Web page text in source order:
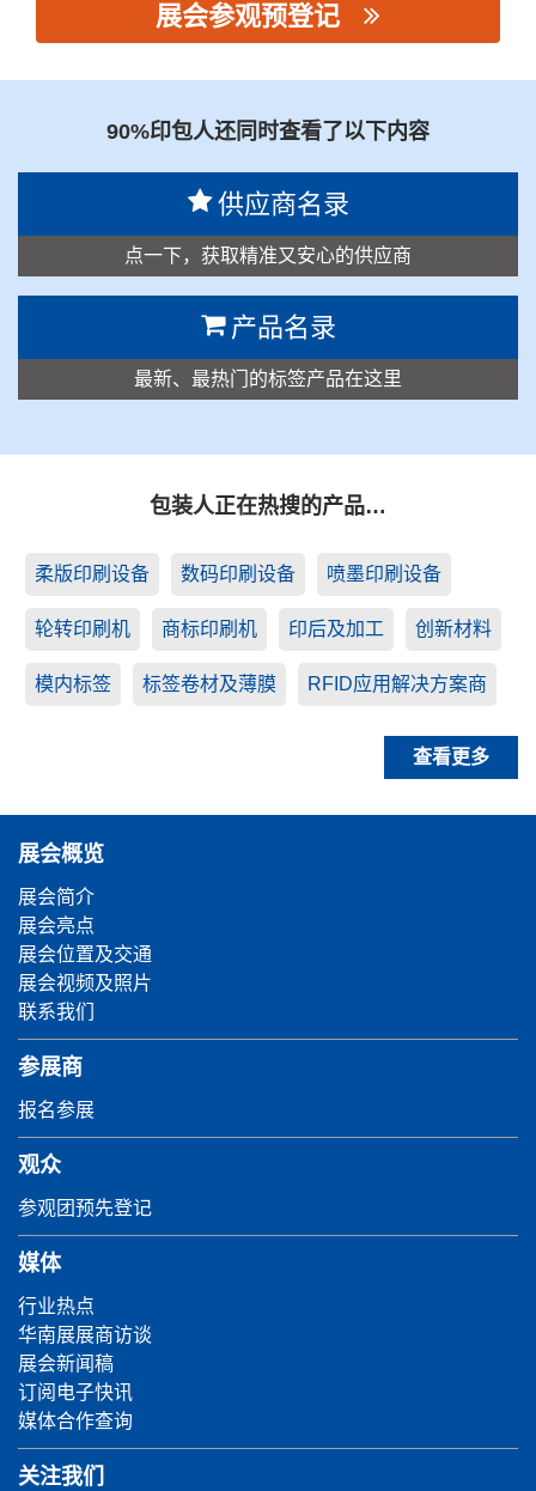
展会参观预登记
90%印包人还同时查看了以下内容
供应商名录
点一下，获取精准又安心的供应商
产品名录
最新、最热门的标签产品在这里
包装人正在热搜的产品…
柔版印刷设备 数码印刷设备 喷墨印刷设备
轮转印刷机 商标印刷机 印后及加工 创新材料
模内标签 标签卷材及薄膜 RFID应用解决方案商
查看更多
展会概览
展会简介
展会亮点
展会位置及交通
展会视频及照片
联系我们
参展商
报名参展
观众
参观团预先登记
媒体
行业热点
华南展展商访谈
展会新闻稿
订阅电子快讯
媒体合作查询
关注我们